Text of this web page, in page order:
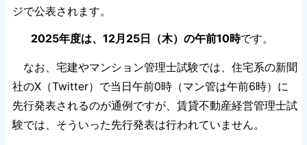
ジで公表されます。
2025年度は、12月25日（木）の午前10時です。
なお、宅建やマンション管理士試験では、住宅系の新聞
社のX（Twitter）で当日午前0時（マン管は午前6時）に
先行発表されるのが通例ですが、賃貸不動産経営管理士試
験では、そういった先行発表は行われていません。